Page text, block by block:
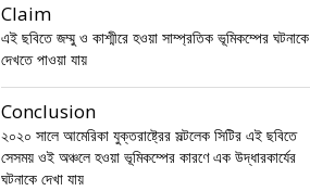
Claim
এই ছবিতে জম্মু ও কাশ্মীরে হওয়া সাম্প্রতিক ভূমিকম্পের ঘটনাকে
দেখতে পাওয়া যায়
Conclusion
২০২০ সালে আমেরিকা যুক্তরাষ্ট্রের সল্টলেক সিটির এই ছবিতে
সেসময় ওই অঞ্চলে হওয়া ভূমিকম্পের কারণে এক উদ্ধারকার্যের
ঘটনাকে দেখা যায়